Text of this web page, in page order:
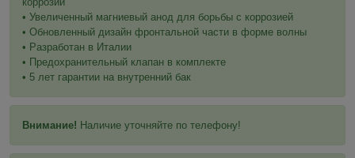
• Увеличенный магниевый анод для борьбы с коррозией
• Обновленный дизайн фронтальной части в форме волны
• Разработан в Италии
• Предохранительный клапан в комплекте
• 5 лет гарантии на внутренний бак
Внимание! Наличие уточняйте по телефону!